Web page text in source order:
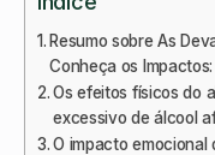
Resumo sobre As
Conheça os Impactos:
Os efeitos físicos do
excessivo de álcool
O impacto emocional